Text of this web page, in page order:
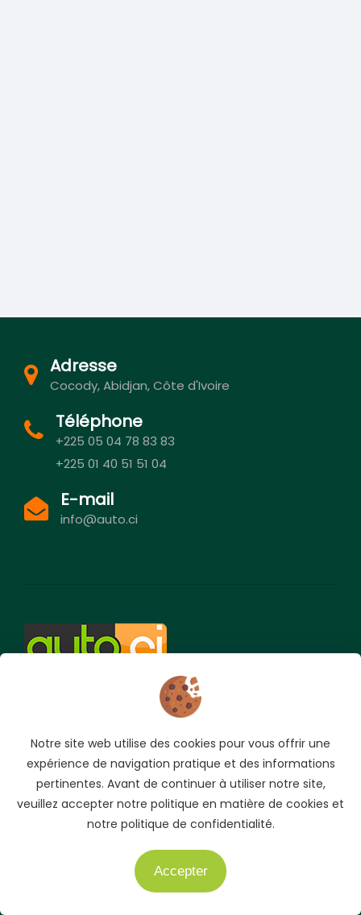
Adresse
Cocody, Abidjan, Côte d'Ivoire
Téléphone
+225 05 04 78 83 83
+225 01 40 51 51 04
E-mail
info@auto.ci
AUTO.CI est le site pionnier et N°1 des petites annonces
Louer votre véhicule sur AUTO.CI.
Suivez-nous
Notre site web utilise des cookies pour vous offrir une
expérience de navigation pratique et des informations
pertinentes. Avant de continuer à utiliser notre site,
veuillez accepter notre politique en matière de cookies et
notre politique de confidentialité.
Accepter